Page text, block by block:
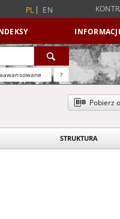
PL EN
?
Pobierz
STRUKTURA